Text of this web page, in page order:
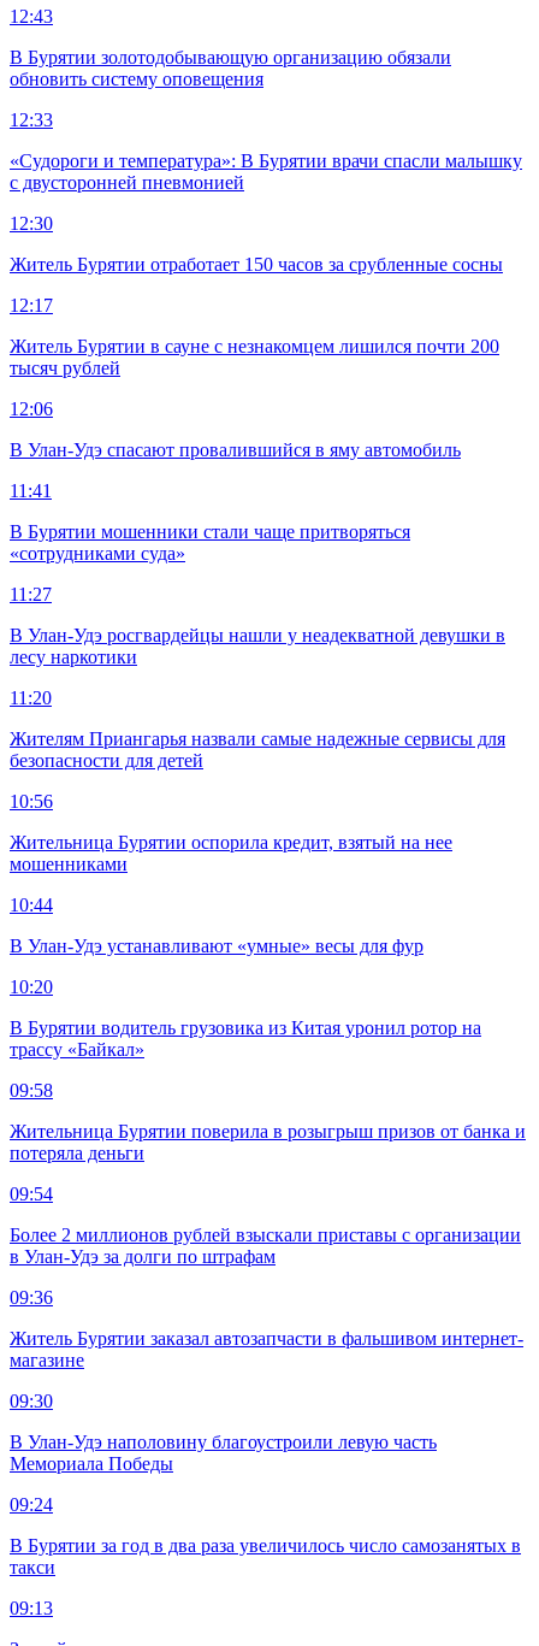
12:43
В Бурятии золотодобывающую организацию обязали
обновить систему оповещения
12:33
«Судороги и температура»: В Бурятии врачи спасли малышку
с двусторонней пневмонией
12:30
Житель Бурятии отработает 150 часов за срубленные сосны
12:17
Житель Бурятии в сауне с незнакомцем лишился почти 200
тысяч рублей
12:06
В Улан-Удэ спасают провалившийся в яму автомобиль
11:41
В Бурятии мошенники стали чаще притворяться
«сотрудниками суда»
11:27
В Улан-Удэ росгвардейцы нашли у неадекватной девушки в
лесу наркотики
11:20
Жителям Приангарья назвали самые надежные сервисы для
безопасности для детей
10:56
Жительница Бурятии оспорила кредит, взятый на нее
мошенниками
10:44
В Улан-Удэ устанавливают «умные» весы для фур
10:20
В Бурятии водитель грузовика из Китая уронил ротор на
трассу «Байкал»
09:58
Жительница Бурятии поверила в розыгрыш призов от банка и
потеряла деньги
09:54
Более 2 миллионов рублей взыскали приставы с организации
в Улан-Удэ за долги по штрафам
09:36
Житель Бурятии заказал автозапчасти в фальшивом интернет-
магазине
09:30
В Улан-Удэ наполовину благоустроили левую часть
Мемориала Победы
09:24
В Бурятии за год в два раза увеличилось число самозанятых в
такси
09:13